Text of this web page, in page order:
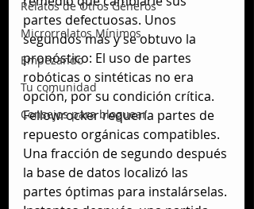
Relatos de Otros Géneros
Microrrelatos Mínimos
Empezando
Tu comunidad
Consejos para bloguear
partes defectuosas. Unos
segundos más y se obtuvo la
pronóstico: El uso de partes
robóticas o sintéticas no era
opción, por su condición crítica.
Fellowrocker requería partes de
repuesto orgánicas compatibles.
Una fracción de segundo después
la base de datos localizó las
partes óptimas para instalárselas.